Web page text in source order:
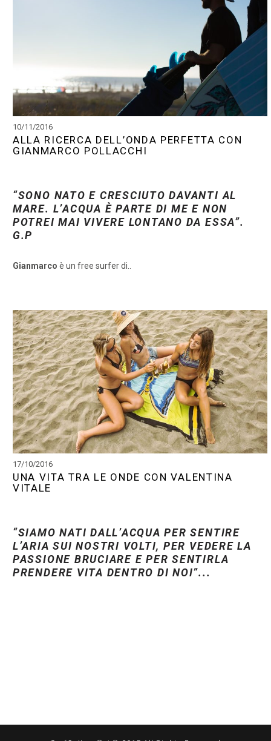
10/11/2016
ALLA RICERCA DELL’ONDA PERFETTA CON
GIANMARCO POLLACCHI
“SONO NATO E CRESCIUTO DAVANTI AL
MARE. L’ACQUA È PARTE DI ME E NON
POTREI MAI VIVERE LONTANO DA ESSA”.
G.P
Gianmarco è un free surfer di..
17/10/2016
UNA VITA TRA LE ONDE CON VALENTINA
VITALE
“SIAMO NATI DALL’ACQUA PER SENTIRE
L’ARIA SUI NOSTRI VOLTI, PER VEDERE LA
PASSIONE BRUCIARE E PER SENTIRLA
PRENDERE VITA DENTRO DI NOI”...